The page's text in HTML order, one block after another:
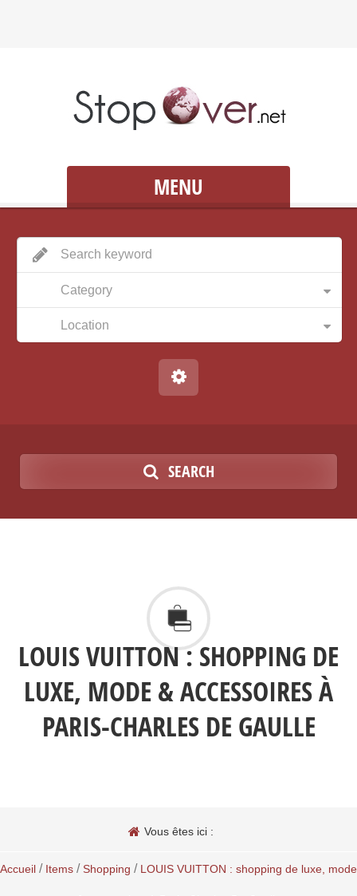
MENU
Category
Location
SEARCH
LOUIS VUITTON : SHOPPING DE
LUXE, MODE & ACCESSOIRES À
PARIS-CHARLES DE GAULLE
Vous êtes ici :
Accueil / Items / Shopping / LOUIS VUITTON : shopping de luxe, mode